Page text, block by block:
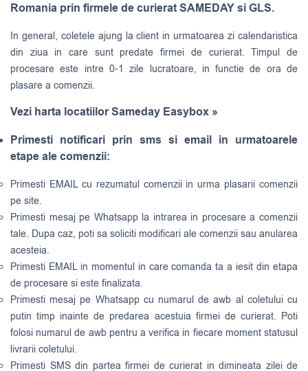
Romania prin firmele de curierat SAMEDAY si GLS.
In general, coletele ajung la client in urmatoarea zi calendaristica
din ziua in care sunt predate firmei de curierat. Timpul de
procesare este intre 0-1 zile lucratoare, in functie de ora de
plasare a comenzii.
Vezi harta locatiilor Sameday Easybox »
Primesti notificari prin sms si email in urmatoarele
etape ale comenzii:
Primesti EMAIL cu rezumatul comenzii in urma plasarii comenzii
pe site.
Primesti mesaj pe Whatsapp la intrarea in procesare a comenzii
tale. Dupa caz, poti sa soliciti modificari ale comenzii sau anularea
acesteia.
Primesti EMAIL in momentul in care comanda ta a iesit din etapa
de procesare si este finalizata.
Primesti mesaj pe Whatsapp cu numarul de awb al coletului cu
putin timp inainte de predarea acestuia firmei de curierat. Poti
folosi numarul de awb pentru a verifica in fiecare moment statusul
livrarii coletului.
Primesti SMS din partea firmei de curierat in dimineata zilei de